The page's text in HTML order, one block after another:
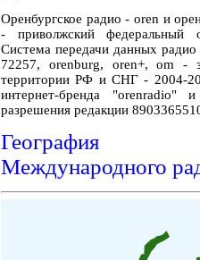
Оренбургское радио - oren и
- приволжский федеральный
Система передачи данных
72257, orenburg, oren+, om -
территории РФ и СНГ - 2004-
интернет-бренда "orenradio"
разрешения редакции
География
Международного